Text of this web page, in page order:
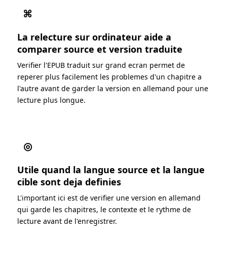
⌘
La relecture sur ordinateur aide a
comparer source et version traduite
Verifier l'EPUB traduit sur grand ecran permet de
reperer plus facilement les problemes d'un chapitre a
l'autre avant de garder la version en allemand pour une
lecture plus longue.
◎
Utile quand la langue source et la langue
cible sont deja definies
L'important ici est de verifier une version en allemand
qui garde les chapitres, le contexte et le rythme de
lecture avant de l'enregistrer.